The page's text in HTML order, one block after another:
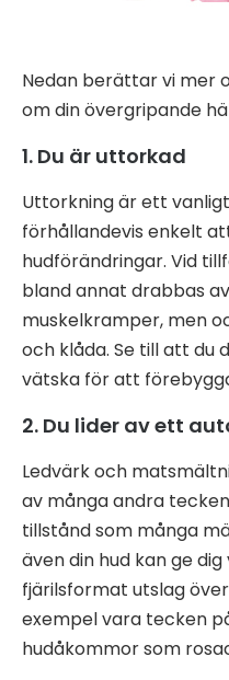
Nedan berättar vi mer
om din övergripande
1. Du är uttorkad
Uttorkning är ett
förhållandevis enkelt
hudförändringar. Vid
bland annat drabbas
muskelkramper, men
och klåda. Se till att du
vätska för att
2. Du lider av ett
Ledvärk och
av många andra
tillstånd som många
även din hud kan ge
fjärilsformat utslag
exempel vara tecken
hudåkommor som